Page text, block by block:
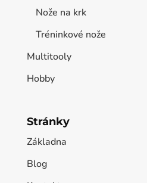
Nože na krk
Tréninkové nože
Multitooly
Hobby
Stránky
Základna
Blog